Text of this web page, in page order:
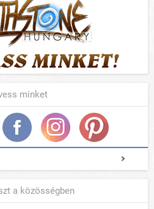
minket
a közösségben